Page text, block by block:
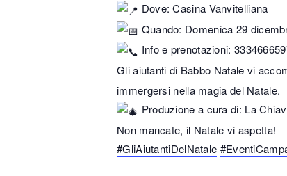
Dove: Casina Vanvitelliana
Quando: Domenica 29
Info e prenotazioni:
Gli aiutanti di Babbo Natale vi
immergersi nella magia del Natale.
Produzione a cura di: La
Non mancate, il Natale vi aspetta!
#GliAiutantiDelNatale